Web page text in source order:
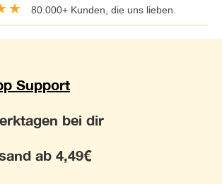
80.000+ Kunden, die uns lieben.
Support
bei dir
ab 4,49€